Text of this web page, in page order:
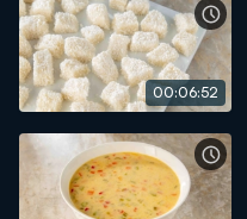
00:06:52